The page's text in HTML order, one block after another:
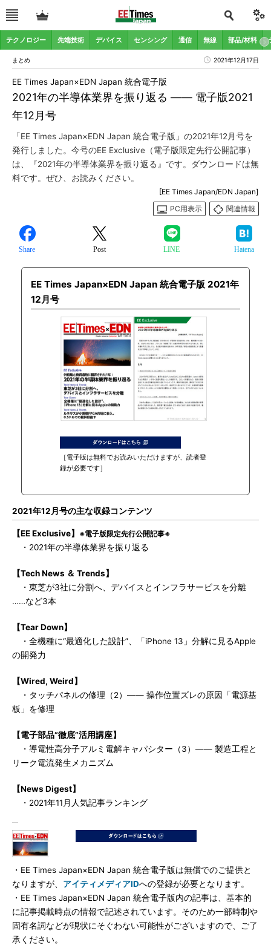
テクノロジー 先端技術 デバイス センシング 通信 無線 部品/材料
まとめ 2021年12月17日
2021年の半導体業界を振り返る ―― 電子版2021
年12月号
EE Times Japan×EDN Japan 統合電子版
「EE Times Japan×EDN Japan 統合電子版」の2021年12月号を
発行しました。今号のEE Exclusive（電子版限定先行公開記事）
は、『2021年の半導体業界を振り返る』です。ダウンロードは無
料です。ぜひ、お読みください。
[EE Times Japan/EDN Japan]
PC用表示
関連情報
Share Post LINE Hatena
EE Times Japan×EDN Japan 統合電子版 2021年
12月号
［電子版は無料でお読みいただけますが、読者登
録が必要です］
2021年12月号の主な収録コンテンツ
【EE Exclusive】 ※電子版限定先行公開記事※
・2021年の半導体業界を振り返る
【Tech News ＆ Trends】
・東芝が3社に分割へ、デバイスとインフラサービスを分離
……など3本
【Tear Down】
・全機種に“最適化した設計”、「iPhone 13」分解に見るApple
の開発力
【Wired, Weird】
・タッチパネルの修理（2）―― 操作位置ズレの原因「電源基
板」を修理
【電子部品“徹底”活用講座】
・導電性高分子アルミ電解キャパシター（3）―― 製造工程と
リーク電流発生メカニズム
【News Digest】
・2021年11月人気記事ランキング
・EE Times Japan×EDN Japan 統合電子版は無償でのご提供と
なりますが、 アイティメディアIDへの登録が必要となります。
・EE Times Japan×EDN Japan 統合電子版内の記事は、基本的
に記事掲載時点の情報で記述されています。そのため一部時制や
固有名詞などが現状にそぐわない可能性がございますので、ご了
承ください。